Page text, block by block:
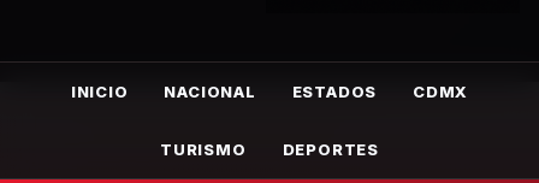
INICIO NACIONAL ESTADOS CDMX
TURISMO DEPORTES